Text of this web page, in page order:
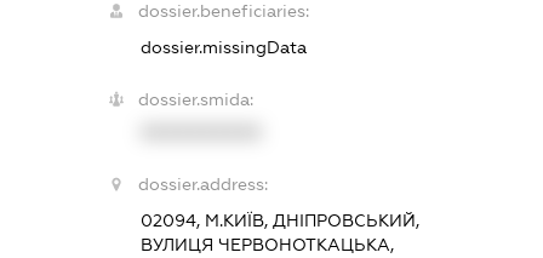
dossier.beneficiaries:
dossier.missingData
dossier.smida:
dossier.address:
02094, М.КИЇВ, ДНІПРОВСЬКИЙ,
ВУЛИЦЯ ЧЕРВОНОТКАЦЬКА,